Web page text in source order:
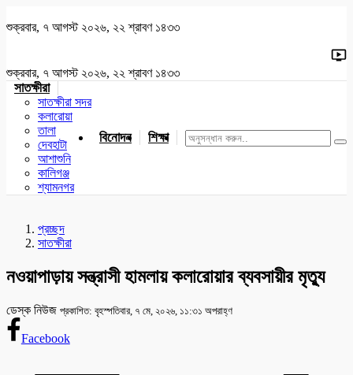
শুক্রবার, ৭ আগস্ট ২০২৬, ২২ শ্রাবণ ১৪৩৩
শুক্রবার, ৭ আগস্ট ২০২৬, ২২ শ্রাবণ ১৪৩৩
সাতক্ষীরা
সাতক্ষীরা সদর
কলারোয়া
তালা
দেবহাটা
আশাশুনি
কালিগঞ্জ
শ্যামনগর
বিনোদন শিক্ষা খেলাধুলা জাতীয় যশোর
প্রচ্ছদ
সাতক্ষীরা
নওয়াপাড়ায় সন্ত্রাসী হামলায় কলারোয়ার ব্যবসায়ীর মৃত্যু
ডেস্ক নিউজ প্রকাশিত: বৃহস্পতিবার, ৭ মে, ২০২৬, ১১:৩১ অপরাহ্ণ
Facebook